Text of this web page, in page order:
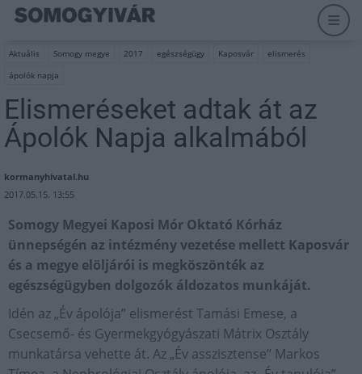
Aktuális Somogy megye 2017 egészségügy Kaposvár
elismerés
ápolók napja
Elismeréseket adtak át az
Ápolók Napja alkalmából
kormanyhivatal.hu
2017.05.15. 13:55
Somogy Megyei Kaposi Mór Oktató Kórház
ünnepségén az intézmény vezetése mellett Kaposvár
és a megye elöljárói is megköszönték az
egészségügyben dolgozók áldozatos munkáját.
Idén az „Év ápolója” elismerést Tamási Emese, a
Csecsemő- és Gyermekgyógyászati Mátrix Osztály
munkatársa vehette át. Az „Év asszisztense” Markos